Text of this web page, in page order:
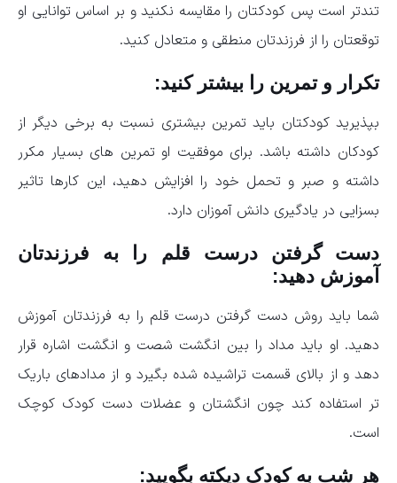
تندتر است پس کودکتان را مقایسه نکنید و بر اساس توانایی او
توقعتان را از فرزندتان منطقی و متعادل کنید.
تکرار و تمرین را بیشتر کنید:
بپذیرید کودکتان باید تمرین بیشتری نسبت به برخی دیگر از
کودکان داشته باشد. برای موفقیت او تمرین های بسیار مکرر
داشته و صبر و تحمل خود را افزایش دهید، این کارها تاثیر
بسزایی در یادگیری دانش آموزان دارد.
دست گرفتن درست قلم را به فرزندتان
آموزش دهید:
شما باید روش دست گرفتن درست قلم را به فرزندتان آموزش
دهید. او باید مداد را بین انگشت شصت و انگشت اشاره قرار
دهد و از بالای قسمت تراشیده شده بگیرد و از مدادهای باریک
تر استفاده کند چون انگشتان و عضلات دست کودک کوچک
است.
هر شب به کودک دیکته بگویید: